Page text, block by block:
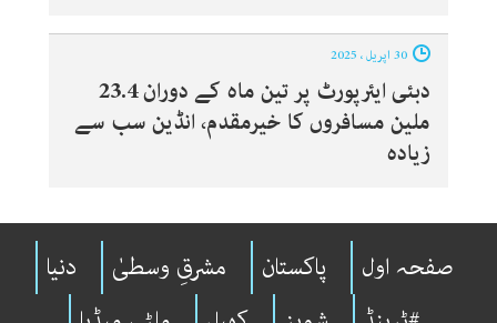
دبئی ایئرپورٹ پر تین ماہ کے دوران 23.4
ملین مسافروں کا خیرمقدم، انڈین سب سے
زیادہ
صفحہ اول پاکستان مشرقِ وسطیٰ
دنیا